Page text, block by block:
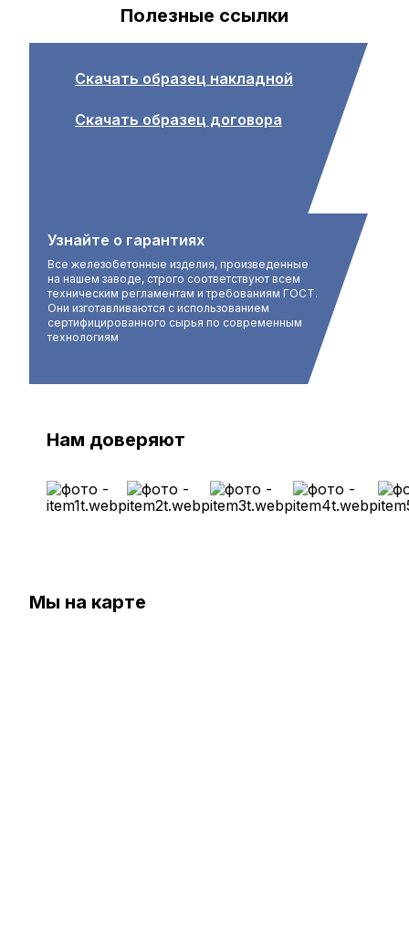
Полезные ссылки
Скачать образец накладной
Скачать образец договора
Узнайте о гарантиях
Все железобетонные изделия, произведенные
на нашем заводе, строго соответствуют всем
техническим регламентам и требованиям ГОСТ.
Они изготавливаются с использованием
сертифицированного сырья по современным
технологиям
Нам доверяют
Мы на карте